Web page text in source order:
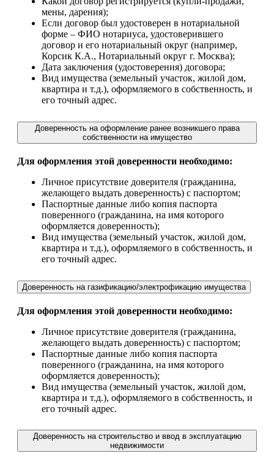
мены, дарения);
Если договор был удостоверен в нотариальной
форме – ФИО нотариуса, удостоверившего
договор и его нотариальный округ (например,
Корсик К.А., Нотариальный округ г. Москва);
Дата заключения (удостоверения) договора;
Вид имущества (земельный участок, жилой дом,
квартира и т.д.), оформляемого в собственность, и
его точный адрес.
Доверенность на оформление ранее возникшего права
собственности на имущество
Для оформления этой доверенности необходимо:
Личное присутствие доверителя (гражданина,
желающего выдать доверенность) с паспортом;
Паспортные данные либо копия паспорта
поверенного (гражданина, на имя которого
оформляется доверенность);
Вид имущества (земельный участок, жилой дом,
квартира и т.д.), оформляемого в собственность, и
его точный адрес.
Доверенность на газификацию/электрофикацию имущества
Для оформления этой доверенности необходимо:
Личное присутствие доверителя (гражданина,
желающего выдать доверенность) с паспортом;
Паспортные данные либо копия паспорта
поверенного (гражданина, на имя которого
оформляется доверенность);
Вид имущества (земельный участок, жилой дом,
квартира и т.д.), оформляемого в собственность, и
его точный адрес.
Доверенность на строительство и ввод в эксплуатацию
недвижимости